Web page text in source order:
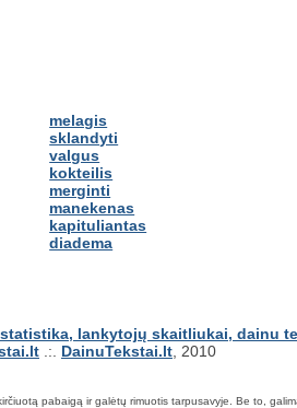
melagis
sklandyti
valgus
kokteilis
merginti
manekenas
kapituliantas
diadema
.:. DainuTekstai.lt , 2010
pabaigą ir galėtų rimuotis tarpusavyje. Be to,